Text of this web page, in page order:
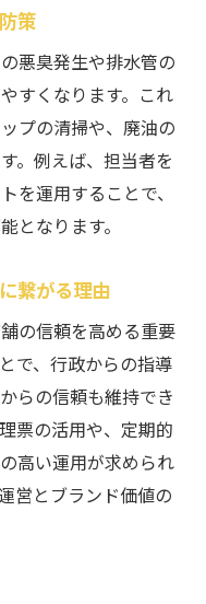
トラップの正し
準を守るための清
と廃油処理のポイ
ストラップ活用
護に貢献する
処理手順の基本
安全な対応方法
がる取り組み事例
までの実務フロー
荷を減らす工夫
策
悪臭発生や排水管の
すくなります。これ
プの清掃や、廃油の
。例えば、担当者を
を運用することで、
となります。
繋がる理由
の信頼を高める重要
で、行政からの指導
らの信頼も維持でき
票の活用や、定期的
高い運用が求められ
営とブランド価値の